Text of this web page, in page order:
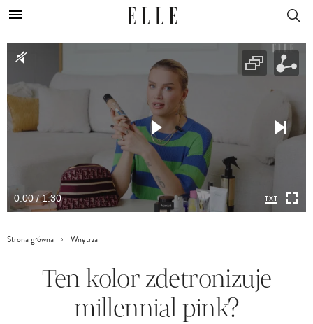
0:00 / 1:30
Strona główna Wnętrza
Ten kolor zdetronizuje
millennial pink?